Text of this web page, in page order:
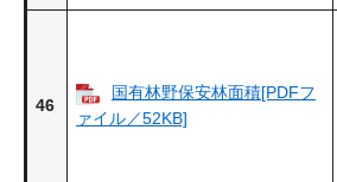
46
国有林野保安林面積[PDFフ
ァイル／52KB]